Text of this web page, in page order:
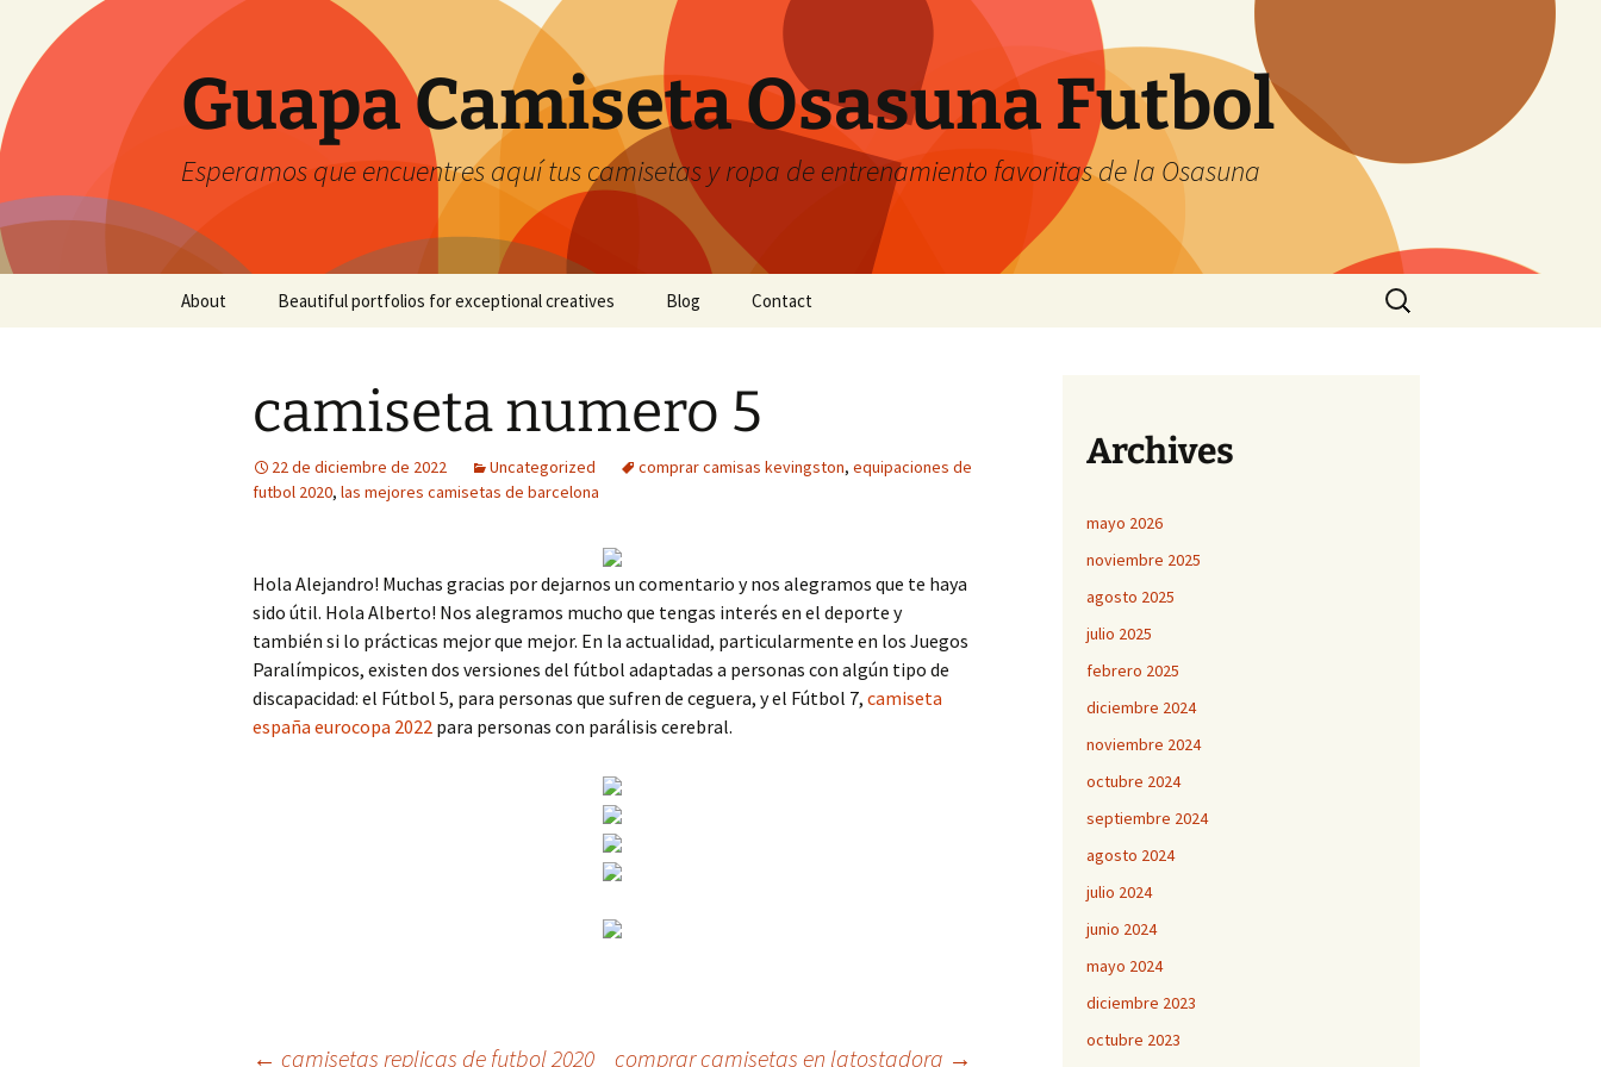
Guapa Camiseta Osasuna Futbol
Esperamos que encuentres aquí tus camisetas y ropa de entrenamiento favoritas de la Osasuna
About Beautiful portfolios for exceptional creatives Blog Contact
Buscar:
camiseta numero 5
22 de diciembre de 2022 Uncategorized comprar camisas kevingston, equipaciones de
futbol 2020, las mejores camisetas de barcelona
Hola Alejandro! Muchas gracias por dejarnos un comentario y nos alegramos que te haya
sido útil. Hola Alberto! Nos alegramos mucho que tengas interés en el deporte y
también si lo prácticas mejor que mejor. En la actualidad, particularmente en los Juegos
Paralímpicos, existen dos versiones del fútbol adaptadas a personas con algún tipo de
discapacidad: el Fútbol 5, para personas que sufren de ceguera, y el Fútbol 7, camiseta
españa eurocopa 2022 para personas con parálisis cerebral.
← camisetas replicas de futbol 2020 comprar camisetas en latostadora →
Archives
mayo 2026
noviembre 2025
agosto 2025
julio 2025
febrero 2025
diciembre 2024
noviembre 2024
octubre 2024
septiembre 2024
agosto 2024
julio 2024
junio 2024
mayo 2024
diciembre 2023
octubre 2023